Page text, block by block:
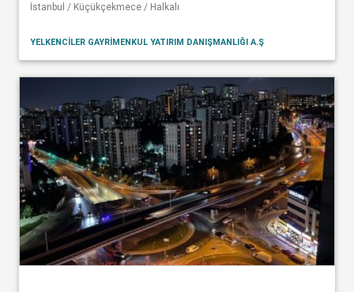
İstanbul / Küçükçekmece / Halkalı
YELKENCİLER GAYRİMENKUL YATIRIM DANIŞMANLIĞI A.Ş